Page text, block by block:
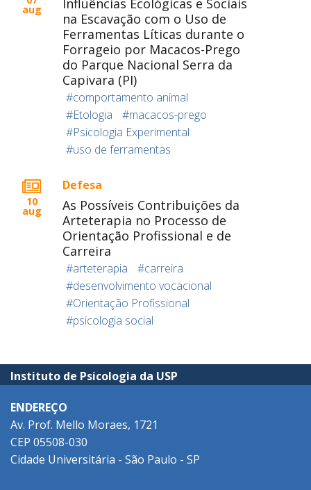
aug
na Escavação com o Uso de
Ferramentas Líticas durante o
Forrageio por Macacos-Prego
do Parque Nacional Serra da
Capivara (PI)
#comportamento animal
#Etologia
#macacos-prego
#Psicologia Experimental
#uso de ferramentas
10
aug
Defesa
As Possíveis Contribuições da
Arteterapia no Processo de
Orientação Profissional e de
Carreira
#arteterapia
#carreira
#desenvolvimento vocacional
#Orientação Profissional
#psicologia social
Instituto de Psicologia da USP
ENDEREÇO
Av. Prof. Mello Moraes, 1721
CEP 05508-030
Cidade Universitária - São Paulo - SP